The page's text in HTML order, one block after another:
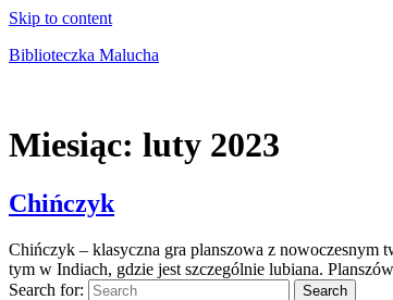
Skip to content
Biblioteczka Malucha
Miesiąc: luty 2023
Chińczyk
Chińczyk – klasyczna gra planszowa z nowoczesnym
tym w Indiach, gdzie jest szczególnie lubiana.
Search for:
Search